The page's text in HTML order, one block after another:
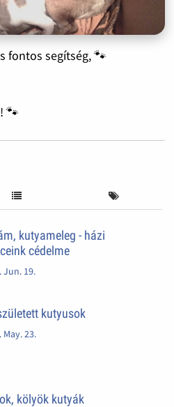
fontos segítség, 🐾
🐾
kutyameleg - házi
cédelme
Jun. 19.
kutyusok
May. 23.
kölyök kutyák